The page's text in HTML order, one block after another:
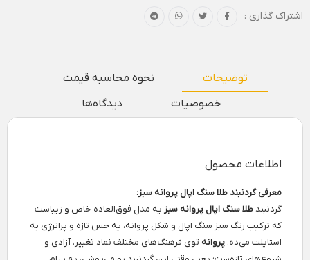
اشتراک گذاری :
توضیحات
نحوه محاسبه قیمت
خصوصیات
دیدگاه‌ها
اطلاعات محصول
معرفی گردنبند طلا سنگ اپال پروانه سبز:
گردنبند طلا سنگ اپال پروانه سبز یه مدل فوق‌العاده خاص و زیباست
که ترکیب رنگ سبز سنگ اپال و شکل پروانه، یه حس تازه و پرانرژی به
استایلت می‌ده. پروانه توی فرهنگ‌های مختلف نماد تغییر، آزادی و